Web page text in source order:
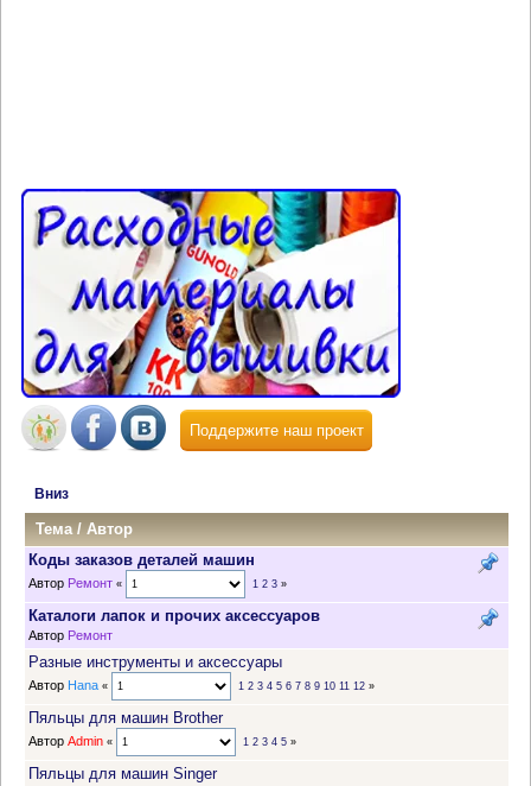
Поддержите наш проект
Вниз
Тема/Автор
Коды заказов деталей машин
Автор Ремонт « 1 2 3»
Каталоги лапок и прочих аксессуаров
Автор Ремонт
Разные инструменты и аксессуары
Автор Hana « 1 2 3 4 5 6 7 8 9 10 11 12»
Пяльцы для машин Brother
Автор Admin « 1 2 3 4 5»
Пяльцы для машин Singer